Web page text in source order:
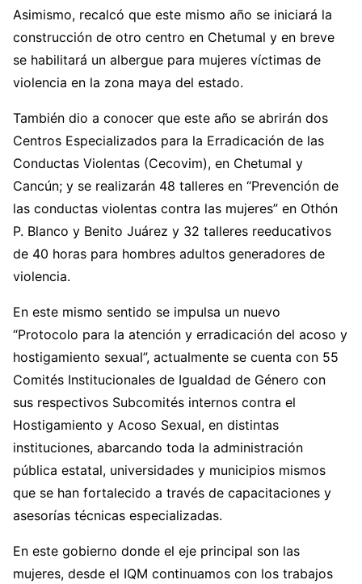
Asimismo, recalcó que este mismo año se iniciará la
construcción de otro centro en Chetumal y en breve
se habilitará un albergue para mujeres víctimas de
violencia en la zona maya del estado.
También dio a conocer que este año se abrirán dos
Centros Especializados para la Erradicación de las
Conductas Violentas (Cecovim), en Chetumal y
Cancún; y se realizarán 48 talleres en “Prevención de
las conductas violentas contra las mujeres” en Othón
P. Blanco y Benito Juárez y 32 talleres reeducativos
de 40 horas para hombres adultos generadores de
violencia.
En este mismo sentido se impulsa un nuevo
“Protocolo para la atención y erradicación del acoso y
hostigamiento sexual”, actualmente se cuenta con 55
Comités Institucionales de Igualdad de Género con
sus respectivos Subcomités internos contra el
Hostigamiento y Acoso Sexual, en distintas
instituciones, abarcando toda la administración
pública estatal, universidades y municipios mismos
que se han fortalecido a través de capacitaciones y
asesorías técnicas especializadas.
En este gobierno donde el eje principal son las
mujeres, desde el IQM continuamos con los trabajos